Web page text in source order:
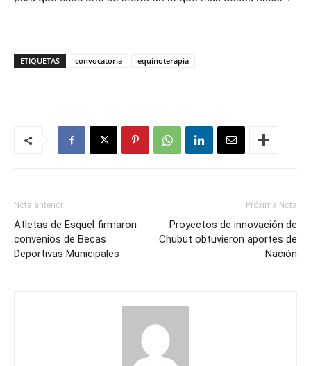
ETIQUETAS convocatoria equinoterapia
Nota anterior
Atletas de Esquel firmaron
convenios de Becas
Deportivas Municipales
Próxima Nota
Proyectos de innovación de
Chubut obtuvieron aportes de
Nación